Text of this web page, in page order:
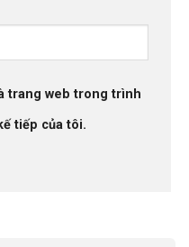
trang web trong trình
tiếp của tôi.